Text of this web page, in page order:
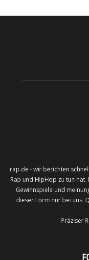
rap.de - wir berichten
Rap und HipHop zu tun hat.
Gewinnspiele und
dieser Form nur bei uns.
Präziser